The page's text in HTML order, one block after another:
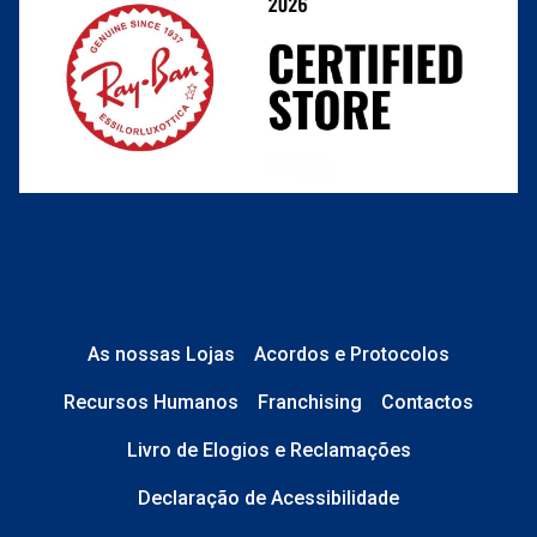
As nossas Lojas Acordos e Protocolos
Recursos Humanos Franchising Contactos
Livro de Elogios e Reclamações
Declaração de Acessibilidade